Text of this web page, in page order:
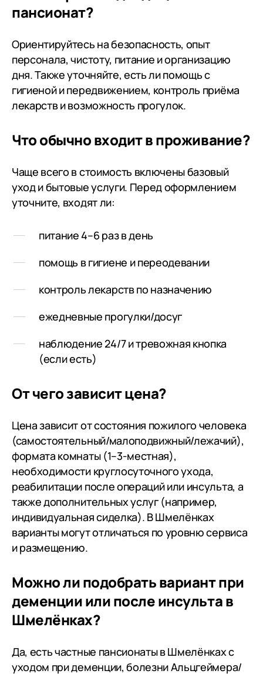
пансионат?
Ориентируйтесь на безопасность, опыт
персонала, чистоту, питание и организацию
дня. Также уточняйте, есть ли помощь с
гигиеной и передвижением, контроль приёма
лекарств и возможность прогулок.
Что обычно входит в проживание?
Чаще всего в стоимость включены базовый
уход и бытовые услуги. Перед оформлением
уточните, входят ли:
питание 4–6 раз в день
помощь в гигиене и переодевании
контроль лекарств по назначению
ежедневные прогулки/досуг
наблюдение 24/7 и тревожная кнопка
(если есть)
От чего зависит цена?
Цена зависит от состояния пожилого человека
(самостоятельный/малоподвижный/лежачий),
формата комнаты (1–3-местная),
необходимости круглосуточного ухода,
реабилитации после операций или инсульта, а
также дополнительных услуг (например,
индивидуальная сиделка). В Шмелёнках
варианты могут отличаться по уровню сервиса
и размещению.
Можно ли подобрать вариант при
деменции или после инсульта в
Шмелёнках?
Да, есть частные пансионаты в Шмелёнках с
уходом при деменции, болезни Альцгеймера/